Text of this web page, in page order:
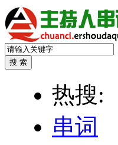
热搜:
串词